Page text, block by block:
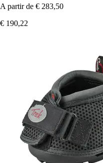
A partir de € 283,50
€ 190,22